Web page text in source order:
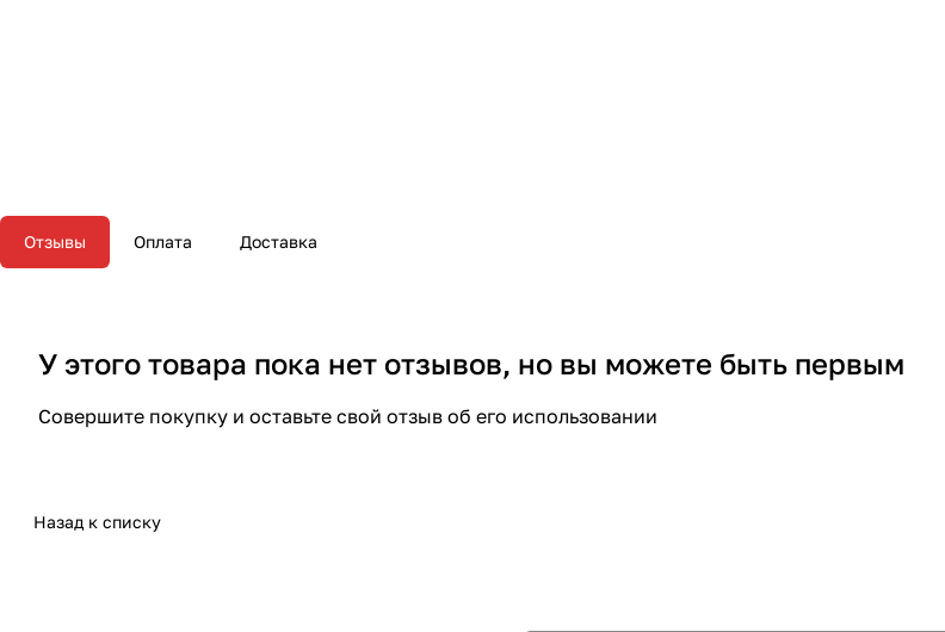
Отзывы Оплата Доставка
У этого товара пока нет отзывов, но вы можете быть первым
Совершите покупку и оставьте свой отзыв об его использовании
Назад к списку